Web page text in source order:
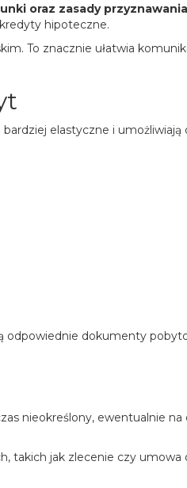
oraz zasady
hipoteczne.
To znacznie ułatwia
elastyczne i
dokumenty
nieokreślony, ewentualnie
takich jak zlecenie czy umowa